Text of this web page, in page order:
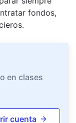
fondos,
en clases
cuenta